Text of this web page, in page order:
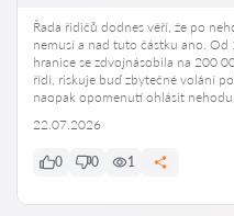
Řada řidičů dodnes věří, že po
nemusí a nad tuto částku ano.
hranice se zdvojnásobila na 200
řídí, riskuje buď zbytečné volání
naopak opomenutí ohlásit
22.07.2026
0 0 1